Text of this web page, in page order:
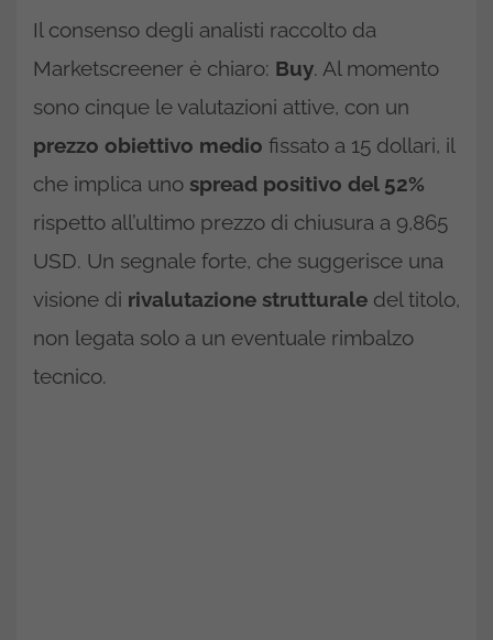
Il consenso degli analisti raccolto da
Marketscreener è chiaro: Buy. Al momento
sono cinque le valutazioni attive, con un
prezzo obiettivo medio fissato a 15 dollari, il
che implica uno spread positivo del 52%
rispetto all’ultimo prezzo di chiusura a 9,865
USD. Un segnale forte, che suggerisce una
visione di rivalutazione strutturale del titolo,
non legata solo a un eventuale rimbalzo
tecnico.